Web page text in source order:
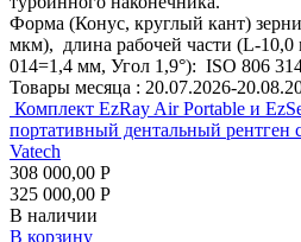
Форма (Конус, круглый кант)
мкм), длина рабочей части (L-10,0
014=1,4 мм, Угол 1,9°): ISO 806
Товары месяца : 20.07.2026-
Комплект EzRay Air Portable и
портативный дентальный рентген
Vatech
308 000,00 Р
325 000,00 Р
В наличии
В корзину